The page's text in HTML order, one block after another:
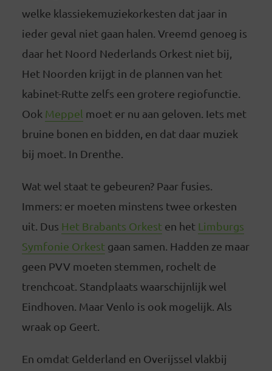
welke klassiekemuziekorkesten dat jaar in
ieder geval niet gaan halen. Vreemd genoeg is
daar het Noord Nederlands Orkest niet bij,
Het Noorden krijgt in de plannen van het
kabinet-Rutte zelfs een grotere regiofunctie.
Ook Meppel moet er nu aan geloven. Iets met
bruine bonen en bidden, en dat daar muziek
bij moet. In Drenthe.
Wat wel staat te gebeuren? Paar fusies.
Immers: er moeten minstens twee orkesten
uit. Dus Het Brabants Orkesten het Limburgs
Symfonie Orkestgaan samen. Hadden ze maar
geen PVV moeten stemmen, rochelt de
trenchcoat. Standplaats waarschijnlijk wel
Eindhoven. Maar Venlo is ook mogelijk. Als
wraak op Geert.
En omdat Gelderland en Overijssel vlakbij